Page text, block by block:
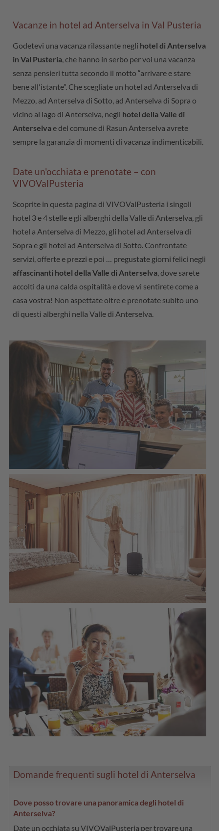
Vacanze in hotel ad Anterselva in Val Pusteria
Godetevi una vacanza rilassante negli hotel di Anterselva
in Val Pusteria, che hanno in serbo per voi una vacanza
senza pensieri tutta secondo il motto “arrivare e stare
bene all'istante”. Che scegliate un hotel ad Anterselva di
Mezzo, ad Anterselva di Sotto, ad Anterselva di Sopra o
vicino al lago di Anterselva, negli hotel della Valle di
Anterselvae del comune di Rasun Anterselva avrete
sempre la garanzia di momenti di vacanza indimenticabili.
Date un'occhiata e prenotate – con
VIVOValPusteria
Scoprite in questa pagina di VIVOValPusteria i singoli
hotel 3 e 4 stelle e gli alberghi della Valle di Anterselva, gli
hotel a Anterselva di Mezzo, gli hotel ad Anterselva di
Sopra e gli hotel ad Anterselva di Sotto. Confrontate
servizi, offerte e prezzi e poi … pregustate giorni felici negli
affascinanti hotel della Valle di Anterselva, dove sarete
accolti da una calda ospitalità e dove vi sentirete come a
casa vostra! Non aspettate oltre e prenotate subito uno
di questi alberghi nella Valle di Anterselva.
Domande frequenti sugli hotel di Anterselva
Dove posso trovare una panoramica degli hotel di
Anterselva?
Date un occhiata su VIVOValPusteria per trovare una